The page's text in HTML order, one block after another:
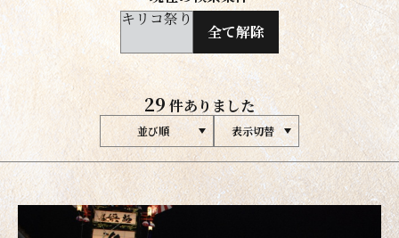
キリコ祭り
全て解除
29 件ありました
並び順 表示切替